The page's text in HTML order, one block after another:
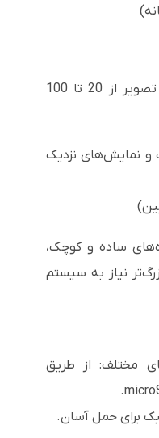
ابعاد تصویر: قابلیت نمایش تصویر از 20 تا 100
و نمایش‌های نزدیک
ساده و کوچک،
نیاز به سیستم
مختلف: از طریق
برای حمل آسان.